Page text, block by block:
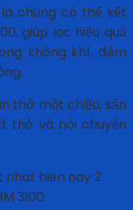
chúng có thể kết
giúp lọc hiệu quả
không khí, đảm
thở một chiều, sản
thở và nói chuyện
3100